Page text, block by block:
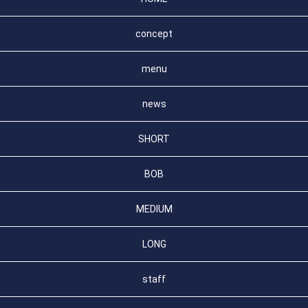
concept
menu
news
SHORT
BOB
MEDIUM
LONG
staff